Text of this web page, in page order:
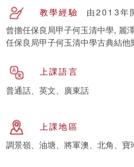
教學經驗
由2013年
曾擔任保良局甲子何玉清中學, 麗
任保良局甲子何玉清中學古典結他
上課語言
普通話、英文、廣東話
上課地區
調景嶺、油塘、將軍澳、北角、